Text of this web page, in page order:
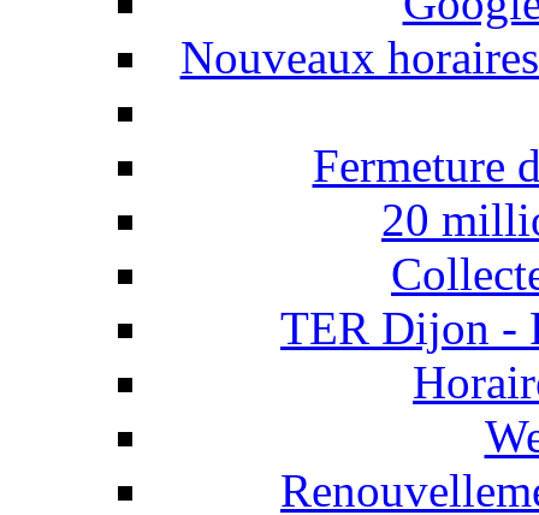
Nouveaux
Fermeture
20
TER Dijon -